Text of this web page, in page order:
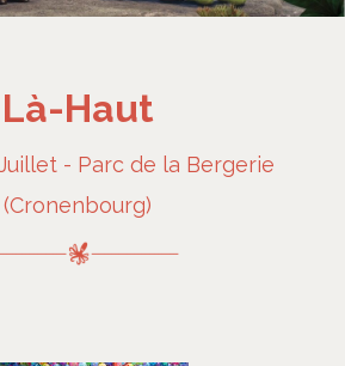
Là-Haut
- Parc de la Bergerie
(Cronenbourg)